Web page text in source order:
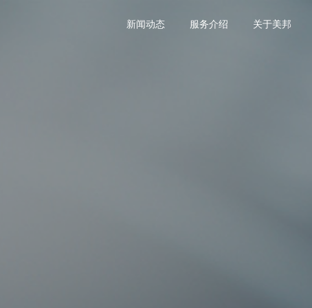
新闻动态 服务介绍 关于美邦